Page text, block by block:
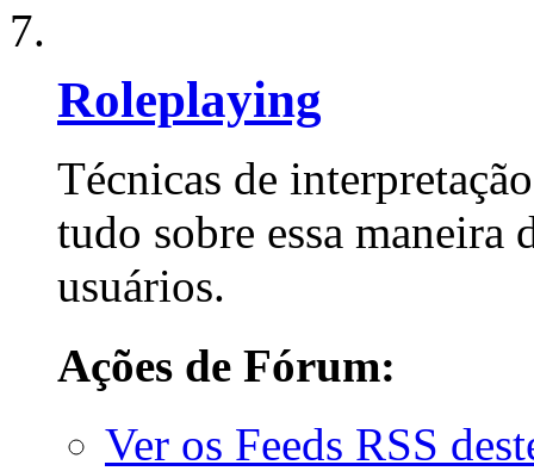
Roleplaying
Técnicas de
tudo sobre essa maneira
usuários.
Ações de Fórum:
Ver os Feeds RSS